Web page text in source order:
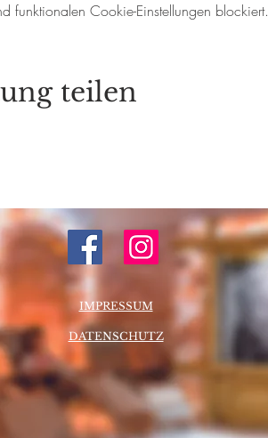
Cookie-Einstellungen blockiert.
teilen
IMPRESSUM
DATENSCHUTZ